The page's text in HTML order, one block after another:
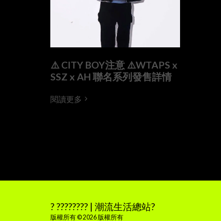
⚠️ CITY BOY注意 ⚠️WTAPS x
SSZ x AH 聯名系列發售詳情
閱讀更多
? ???????? | 潮流生活總站?
版權所有 © 2026 版權所有